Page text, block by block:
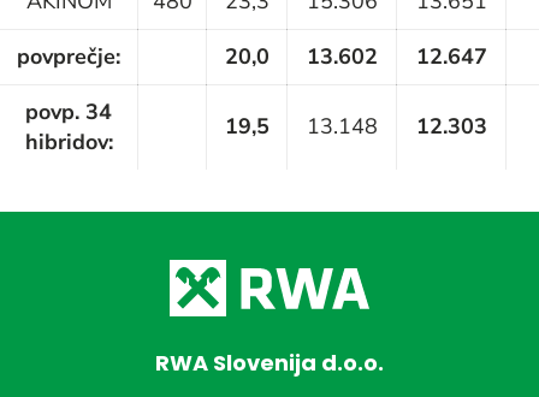
povprečje:
20,0 13.602
12.647
povp. 34
hibridov:
19,5 13.148 12.303
RWA Slovenija d.o.o.